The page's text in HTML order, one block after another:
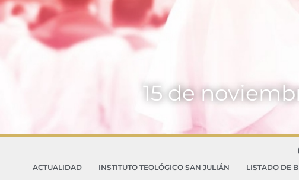
15 de
ACTUALIDAD INSTITUTO TEOLÓGICO SAN JULIÁN LISTADO DE